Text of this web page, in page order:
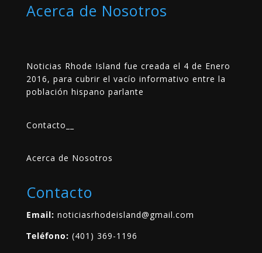
Acerca de Nosotros
Noticias Rhode Island fue creada el 4 de Enero
2016, para cubrir el vacío informativo entre la
población hispano parlante
Contacto
Acerca de Nosotros
Contacto
Email: noticiasrhodeisland@gmail.com
Teléfono: (401) 369-1196